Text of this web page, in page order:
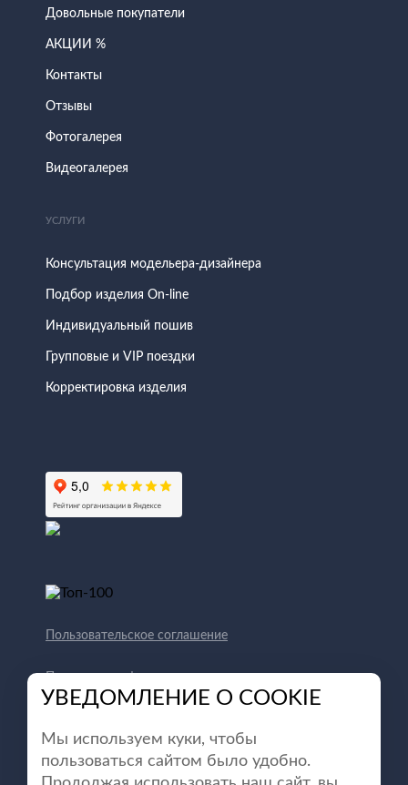
Довольные покупатели
АКЦИИ %
Контакты
Отзывы
Фотогалерея
Видеогалерея
УСЛУГИ
Консультация модельера-дизайнера
Подбор изделия On-line
Индивидуальный пошив
Групповые и VIP поездки
Корректировка изделия
Пользовательское соглашение
УВЕДОМЛЕНИЕ О COOKIE
Мы используем куки, чтобы
пользоваться сайтом было удобно.